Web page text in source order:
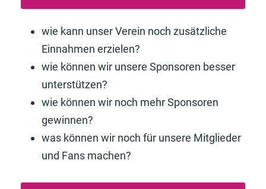
wie kann unser Verein noch zusätzliche
Einnahmen erzielen?
wie können wir unsere Sponsoren besser
unterstützen?
wie können wir noch mehr Sponsoren
gewinnen?
was können wir noch für unsere Mitglieder
und Fans machen?